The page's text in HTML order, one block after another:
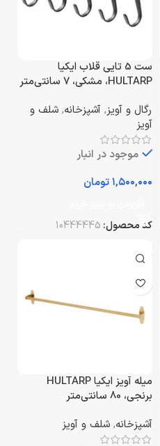
ست 5 تایی قلاب ایکیا
HULTARP، مشکی، 7 سانتی‌متر
رگال و آویز, آشپزخانه, شلف و
آویز
موجود در انبار
تومان
کد محصول: 10444445
میله آویز ایکیا HULTARP
برنجی، 80 سانتی‌متر
آشپزخانه, شلف و آویز